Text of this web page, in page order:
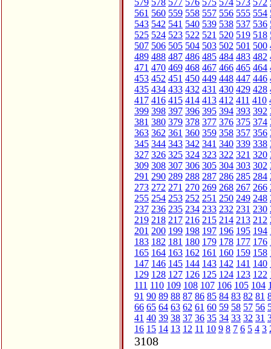
579 578 577 576 575 574 573 572
561 560 559 558 557 556 555 554
543 542 541 540 539 538 537 536
525 524 523 522 521 520 519 518
507 506 505 504 503 502 501 500
489 488 487 486 485 484 483 482
471 470 469 468 467 466 465 464
453 452 451 450 449 448 447 446
435 434 433 432 431 430 429 428
417 416 415 414 413 412 411 410
399 398 397 396 395 394 393 392
381 380 379 378 377 376 375 374
363 362 361 360 359 358 357 356
345 344 343 342 341 340 339 338
327 326 325 324 323 322 321 320
309 308 307 306 305 304 303 302
291 290 289 288 287 286 285 284
273 272 271 270 269 268 267 266
255 254 253 252 251 250 249 248
237 236 235 234 233 232 231 230
219 218 217 216 215 214 213 212
201 200 199 198 197 196 195 194
183 182 181 180 179 178 177 176
165 164 163 162 161 160 159 158
147 146 145 144 143 142 141 140
129 128 127 126 125 124 123 122
111 110 109 108 107 106 105 104
91 90 89 88 87 86 85 84 83 82 81
66 65 64 63 62 61 60 59 58 57 56
41 40 39 38 37 36 35 34 33 32 31
16 15 14 13 12 11 10 9 8 7 6 5 4 3
3108